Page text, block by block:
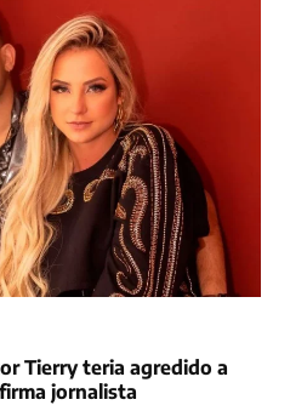
Tierry teria agredido a
jornalista